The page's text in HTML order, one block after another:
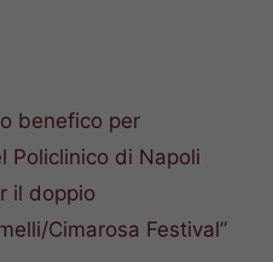
benefico per
Policlinico di Napoli
il doppio
Cimarosa Festival”